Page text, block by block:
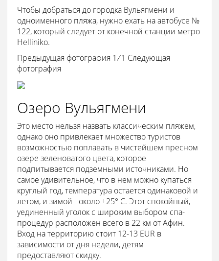
Чтобы добраться до городка Вульягмени и
одноименного пляжа, нужно ехать на автобусе №
122, который следует от конечной станции метро
Helliniko.
Предыдущая фотография 1/1 Следующая
фотография
Озеро Вульягмени
Это место нельзя назвать классическим пляжем,
однако оно привлекает множество туристов
возможностью поплавать в чистейшем пресном
озере зеленоватого цвета, которое
подпитывается подземными источниками. Но
самое удивительное, что в нем можно купаться
круглый год, температура остается одинаковой и
летом, и зимой - около +25° C. Этот спокойный,
уединенный уголок с широким выбором спа-
процедур расположен всего в 22 км от Афин.
Вход на территорию стоит 12-13 EUR в
зависимости от дня недели, детям
предоставляют скидку.